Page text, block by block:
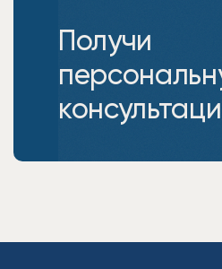
Получи